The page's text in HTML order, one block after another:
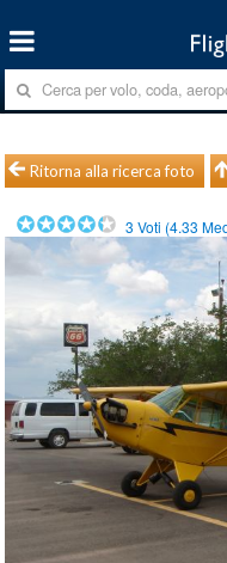
Ritorna alla ricerca foto
3 Voti (4.33